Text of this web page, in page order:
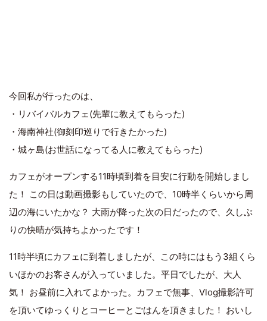
今回私が行ったのは、
・リバイバルカフェ(先輩に教えてもらった)
・海南神社(御刻印巡りで行きたかった)
・城ヶ島(お世話になってる人に教えてもらった)
カフェがオープンする11時頃到着を目安に行動を開始しまし
た！ この日は動画撮影もしていたので、10時半くらいから周
辺の海にいたかな？ 大雨が降った次の日だったので、久しぶ
りの快晴が気持ちよかったです！
11時半頃にカフェに到着しましたが、この時にはもう3組くら
いほかのお客さんが入っていました。平日でしたが、大人
気！ お昼前に入れてよかった。カフェで無事、Vlog撮影許可
を頂いてゆっくりとコーヒーとごはんを頂きました！ おいし